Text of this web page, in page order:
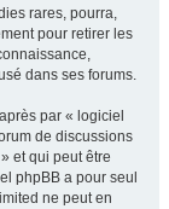
rares, pourra,
pour retirer les
dans ses forums.
par « logiciel
de discussions
» et qui peut être
phpBB a pour seul
ne peut en